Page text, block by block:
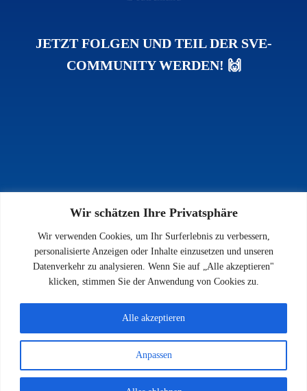
Wir schätzen Ihre Privatsphäre
Wir verwenden Cookies, um Ihr Surferlebnis zu verbessern,
personalisierte Anzeigen oder Inhalte einzusetzen und unseren
Datenverkehr zu analysieren. Wenn Sie auf „Alle akzeptieren"
klicken, stimmen Sie der Anwendung von Cookies zu.
Anpassen
Alle akzeptieren
JETZT FOLGEN UND TEIL DER SVE-
COMMUNITY WERDEN! 🙌
INFOS
Impressum
Datenschutz
Kontakt
© 2026 SV 1923 Enkenbach e.V.